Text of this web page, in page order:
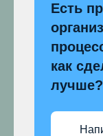
Есть
как
лучше?